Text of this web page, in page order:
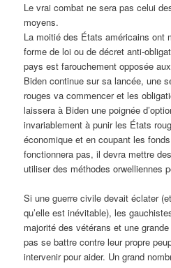
Le vrai combat ne sera pas celui
moyens.
La moitié des États américains ont
forme de loi ou de décret anti-
pays est farouchement opposée
Biden continue sur sa lancée, une
rouges va commencer et les
laissera à Biden une poignée
invariablement à punir les États
économique et en coupant les
fonctionnera pas, il devra mettre
utiliser des méthodes orwelliennes
Si une guerre civile devait éclater
qu’elle est inévitable), les
majorité des vétérans et une
pas se battre contre leur propre
intervenir pour aider. Un grand